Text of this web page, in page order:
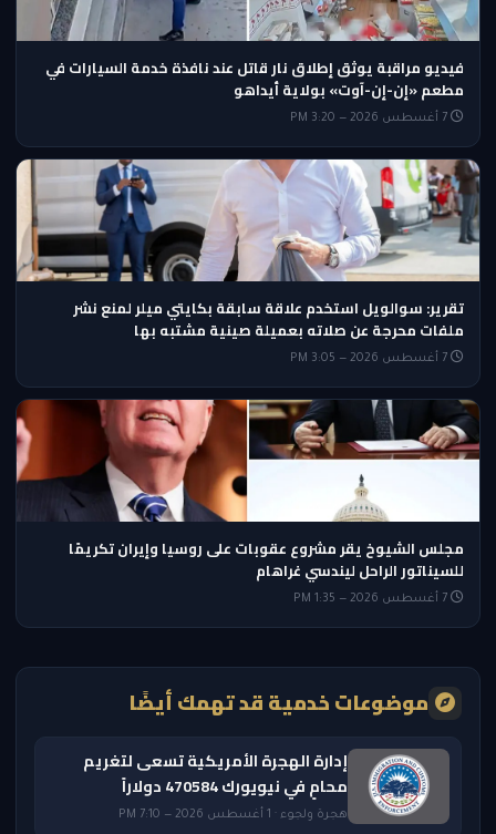
فيديو مراقبة يوثق إطلاق نار قاتل عند نافذة خدمة السيارات في
مطعم «إن-إن-آوت» بولاية أيداهو
تقرير: سوالويل استخدم علاقة سابقة بكايتي ميلر لمنع نشر
ملفات محرجة عن صلاته بعميلة صينية مشتبه بها
مجلس الشيوخ يقر مشروع عقوبات على روسيا وإيران تكريمًا
للسيناتور الراحل ليندسي غراهام
موضوعات خدمية قد تهمك أيضًا
إدارة الهجرة الأمريكية تسعى لتغريم
محامٍ في نيويورك 470584 دولاراً
هجرة ولجوء · 1 أغسطس 2026 — 7:10 PM